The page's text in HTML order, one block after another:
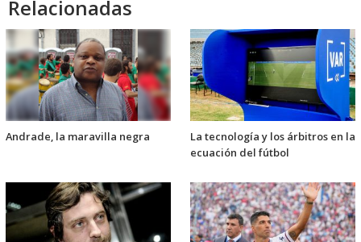
Relacionadas
Andrade, la maravilla negra
La tecnología y los árbitros en la
ecuación del fútbol